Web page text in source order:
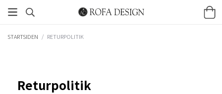
STARTSIDEN / RETURPOLITIK
Returpolitik